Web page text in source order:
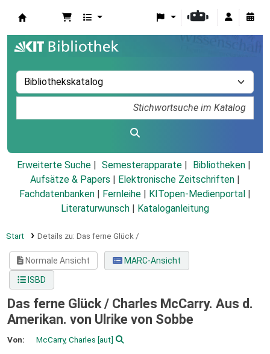
Erweiterte Suche Semesterapparate
Bibliotheken
Aufsätze & Papers
Elektronische Zeitschriften
Fachdatenbanken
Fernleihe KITopen-Medienportal
Literaturwunsch
Kataloganleitung
Start Details zu: Das ferne Glück /
Normale Ansicht
MARC-Ansicht
ISBD
Das ferne Glück / Charles McCarry. Aus d.
Amerikan. von Ulrike von Sobbe
Von: McCarry, Charles [aut]